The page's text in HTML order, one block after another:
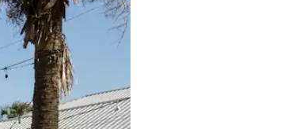
со допирање или со лизгање.